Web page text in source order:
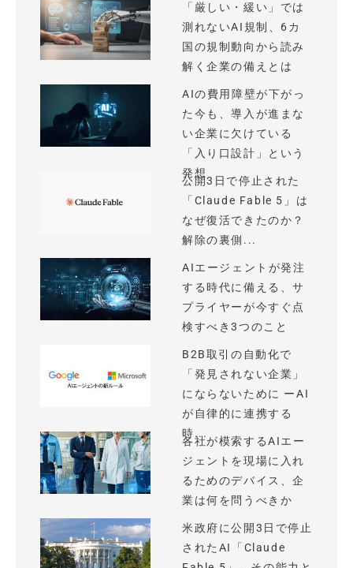
「厳しい・緩い」では
測れないAI規制、6カ
国の規制動向から読み
解く企業の備えとは
AIの費用障壁が下がっ
た今も、導入が進まな
い企業に欠けている
「入り口設計」という
発想
公開3日で停止された
「Claude Fable 5」は
なぜ復活できたのか？
解除の裏側...
AIエージェントが発注
する時代に備える、サ
プライヤーが今すぐ点
検すべき3つのこと
B2B取引の自動化で
「発見されない企業」
にならないために ーAI
が自律的に連携する
時...
各社が模索するAIエー
ジェントを現場に入れ
るためのデバイス、企
業は何を問うべきか
米政府に公開3日で停止
されたAI「Claude